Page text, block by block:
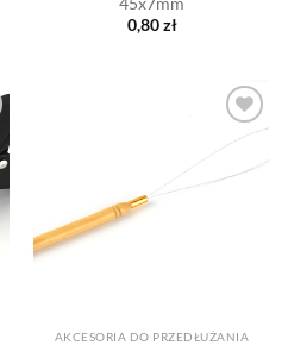
0,80zł
Dodaj
do listy
życzeń
AKCESORIA DO PRZEDŁUŻANIA